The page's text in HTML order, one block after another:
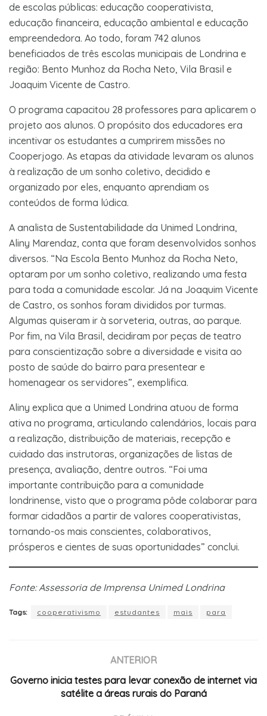
de escolas públicas: educação cooperativista,
educação financeira, educação ambiental e educação
empreendedora. Ao todo, foram 742 alunos
beneficiados de três escolas municipais de Londrina e
região: Bento Munhoz da Rocha Neto, Vila Brasil e
Joaquim Vicente de Castro.
O programa capacitou 28 professores para aplicarem o
projeto aos alunos. O propósito dos educadores era
incentivar os estudantes a cumprirem missões no
Cooperjogo. As etapas da atividade levaram os alunos
à realização de um sonho coletivo, decidido e
organizado por eles, enquanto aprendiam os
conteúdos de forma lúdica.
A analista de Sustentabilidade da Unimed Londrina,
Aliny Marendaz, conta que foram desenvolvidos sonhos
diversos. “Na Escola Bento Munhoz da Rocha Neto,
optaram por um sonho coletivo, realizando uma festa
para toda a comunidade escolar. Já na Joaquim Vicente
de Castro, os sonhos foram divididos por turmas.
Algumas quiseram ir à sorveteria, outras, ao parque.
Por fim, na Vila Brasil, decidiram por peças de teatro
para conscientização sobre a diversidade e visita ao
posto de saúde do bairro para presentear e
homenagear os servidores”, exemplifica.
Aliny explica que a Unimed Londrina atuou de forma
ativa no programa, articulando calendários, locais para
a realização, distribuição de materiais, recepção e
cuidado das instrutoras, organizações de listas de
presença, avaliação, dentre outros. “Foi uma
importante contribuição para a comunidade
londrinense, visto que o programa pôde colaborar para
formar cidadãos a partir de valores cooperativistas,
tornando-os mais conscientes, colaborativos,
prósperos e cientes de suas oportunidades” conclui.
Fonte: Assessoria de Imprensa Unimed Londrina
Tags: cooperativismo estudantes mais para
ANTERIOR
Governo inicia testes para levar conexão de internet via
satélite a áreas rurais do Paraná